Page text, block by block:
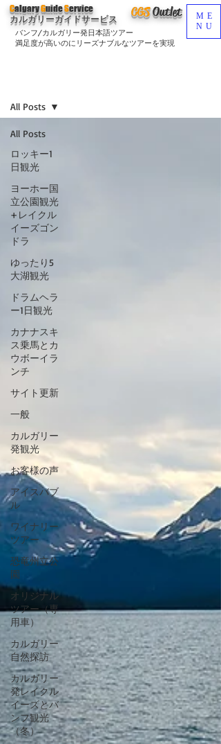
CGSOutlet
バンフ/カルガリー発日本語ツアー
満足度が高いのにリーズナブルなツアーを実現
CalgaryGuideService
カルガリーガイドサービス
ME
NU
All Posts
ロッキー1
日観光
ヨーホー国
立公園観光
+レイクル
イーズゴン
ドラ
ゆったり5
大湖観光
ドラムヘラ
ー1日観光
カナナスキ
ス乗馬とカ
ウボーイラ
ンチ
サイト更新
一般
カルガリー
発観光
お客様の声
アイスバブ
ル
ワイナリー
ツアー
恐竜州立公
園
オリジナル
ツアー（専
用車）
カルガリー
自然探訪
カルガリー
発レイクル
イーズとバ
ンフ観光
（冬）
All Posts